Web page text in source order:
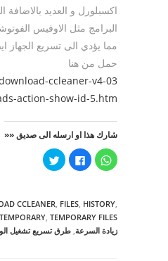
البرامج مثل الاوفيس
مما يؤدي الى تسريع الجهاز
حمل من هنا
ccleaner-v4-03
action-show-id-5.htm
شارك هذا او ارسله الى صديق ««
ن
ل
م
ش
ا
ر
ن
ل
م
ش
ر
ض
ل
م
ش
ا
ر
CCLEANER, FILES, HISTORY,
TEMPORARY, TEMPORARY FILES
زيادة السرعة, طرق تسريع تشغيل